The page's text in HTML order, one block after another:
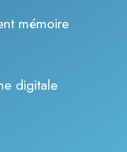
mémoire
digitale